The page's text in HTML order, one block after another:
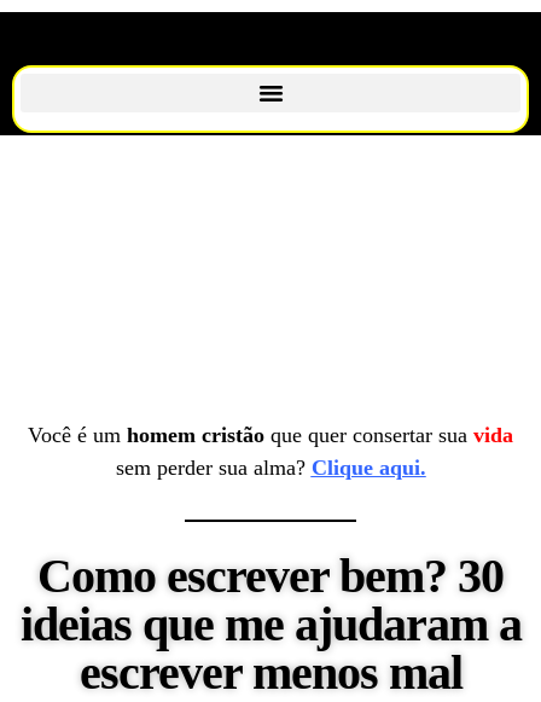
Você é um homem cristão que quer consertar sua vida
sem perder sua alma? Clique aqui.
Como escrever bem? 30
ideias que me ajudaram a
escrever menos mal